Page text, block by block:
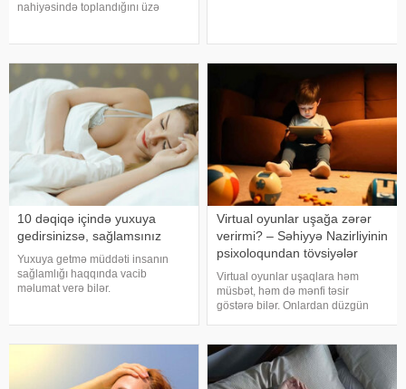
nahiyəsində toplandığını üzə
müşahidə edir. Bu isə təkcə esteti
bilər
10 dəqiqə içində yuxuya
gedirsinizsə, sağlamsınız
Yuxuya getmə müddəti insanın
sağlamlığı haqqında vacib
məlumat verə bilər.
üzrə mütəxəssis Mişel Drerupun
Virtual oyunlar uşağa zərər
verirmi? – Səhiyyə Nazirliyinin
psixoloqundan tövsiyələr
Virtual oyunlar uşaqlara həm
müsbət, həm də mənfi təsir
göstərə bilər. Onlardan düzgün
artıq oynanılması fiziki və psixoloji
problemlərə səbəb ola bilər